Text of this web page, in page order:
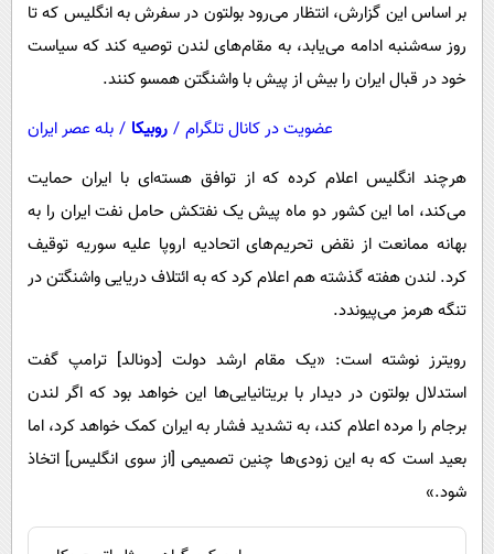
سرگرمی
فناوری
محیط زیست
فرهنگی
اجتماعی
حیات وحش
سیاست خارجی
پیامک
بر اساس این گزارش، انتظار می‌رود بولتون در سفرش به انگلیس که تا
روز سه‌شنبه ادامه می‌یابد، به مقام‌های لندن توصیه کند که سیاست
خود در قبال ایران را بیش از پیش با واشنگتن همسو کنند.
عضویت در کانال تلگرام / روبیکا / بله عصر ایران
هرچند انگلیس اعلام کرده که از توافق هسته‌ای با ایران حمایت
می‌کند، اما این کشور دو ماه پیش یک نفتکش حامل نفت ایران را به
بهانه ممانعت از نقض تحریم‌های اتحادیه اروپا علیه سوریه توقیف
کرد. لندن هفته گذشته هم اعلام کرد که به ائتلاف دریایی واشنگتن در
تنگه هرمز می‌پیوندد.
رویترز نوشته است: «یک مقام ارشد دولت [دونالد] ترامپ گفت
استدلال بولتون در دیدار با بریتانیایی‌ها این خواهد بود که اگر لندن
برجام را مرده اعلام کند، به تشدید فشار به ایران کمک خواهد کرد، اما
بعید است که به این زودی‌ها چنین تصمیمی [از سوی انگلیس] اتخاذ
شود.»